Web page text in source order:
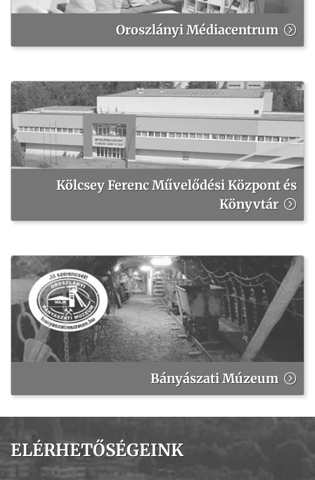
Oroszlányi Médiacentrum
Kölcsey Ferenc Művelődési Központ és
Könyvtár
Bányászati Múzeum
ELÉRHETŐSÉGEINK